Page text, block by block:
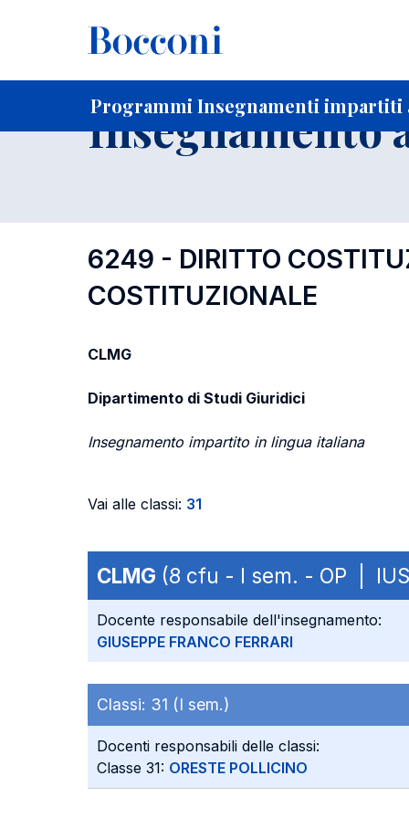
Programmi Insegnamenti impartiti
Home Per studenti iscritti
Insegnamento
6249 - DIRITTO
COSTITUZIONALE
CLMG
Dipartimento di Studi Giuridici
Insegnamento impartito in lingua italiana
Vai alle classi: 31
CLMG (8 cfu - I sem. - OP |
Docente responsabile dell'insegnamento:
GIUSEPPE FRANCO FERRARI
Classi: 31 (I sem.)
Docenti responsabili delle classi:
Classe 31: ORESTE POLLICINO